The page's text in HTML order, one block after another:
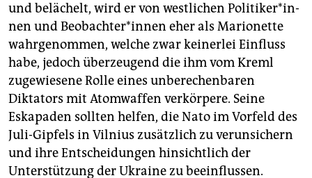
und belächelt, wird er von westlichen Po­li­ti­ke­r*in­
nen und Be­ob­ach­te­r*in­nen eher als Marionette
wahrgenommen, welche zwar keinerlei Einfluss
habe, jedoch überzeugend die ihm vom Kreml
zugewiesene Rolle eines unberechenbaren
Diktators mit Atomwaffen verkörpere. Seine
Eskapaden sollten helfen, die Nato im Vorfeld des
Juli-Gipfels in Vilnius zusätzlich zu verunsichern
und ihre Entscheidungen hinsichtlich der
Unterstützung der Ukraine zu beeinflussen.